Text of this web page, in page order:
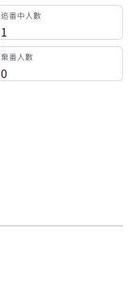
追番中人數
1
棄番人數
0